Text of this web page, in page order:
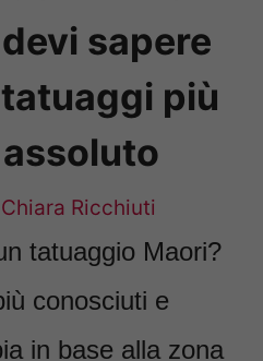
sapere
più
Chiara Ricchiuti
tatuaggio Maori?
conosciuti e
in base alla zona